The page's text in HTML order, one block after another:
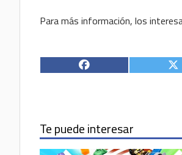
Para más información, los
Te puede interesar